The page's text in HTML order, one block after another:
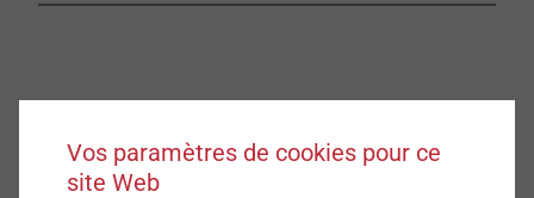
®
Vos paramètres de cookies pour ce
site Web